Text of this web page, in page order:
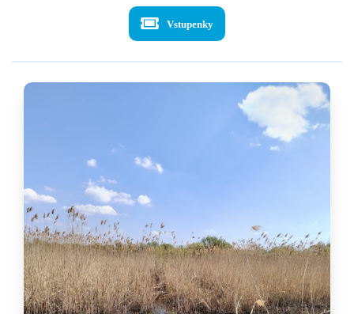
19,90 €
25,90 €
Vstupenky